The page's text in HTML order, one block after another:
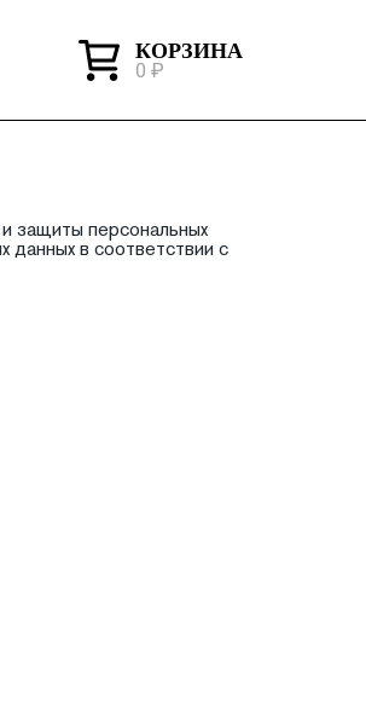
КОРЗИНА
0 ₽
защиты персональных
в соответствии с